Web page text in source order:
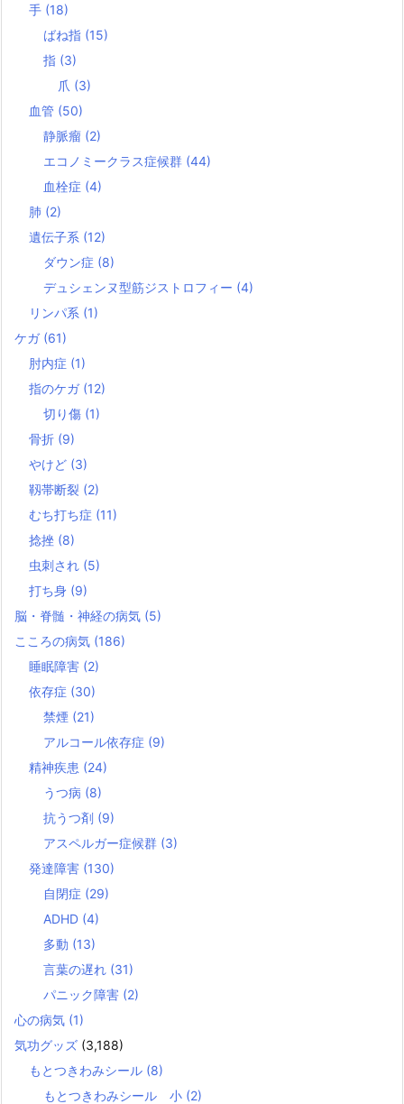
手 (18)
ばね指 (15)
指 (3)
爪 (3)
血管 (50)
静脈瘤 (2)
エコノミークラス症候群 (44)
血栓症 (4)
肺 (2)
遺伝子系 (12)
ダウン症 (8)
デュシェンヌ型筋ジストロフィー (4)
リンパ系 (1)
ケガ (61)
肘内症 (1)
指のケガ (12)
切り傷 (1)
骨折 (9)
やけど (3)
靱帯断裂 (2)
むち打ち症 (11)
捻挫 (8)
虫刺され (5)
打ち身 (9)
脳・脊髄・神経の病気 (5)
こころの病気 (186)
睡眠障害 (2)
依存症 (30)
禁煙 (21)
アルコール依存症 (9)
精神疾患 (24)
うつ病 (8)
抗うつ剤 (9)
アスペルガー症候群 (3)
発達障害 (130)
自閉症 (29)
ADHD (4)
多動 (13)
言葉の遅れ (31)
パニック障害 (2)
心の病気 (1)
気功グッズ (3,188)
もとつきわみシール (8)
もとつきわみシール 小 (2)